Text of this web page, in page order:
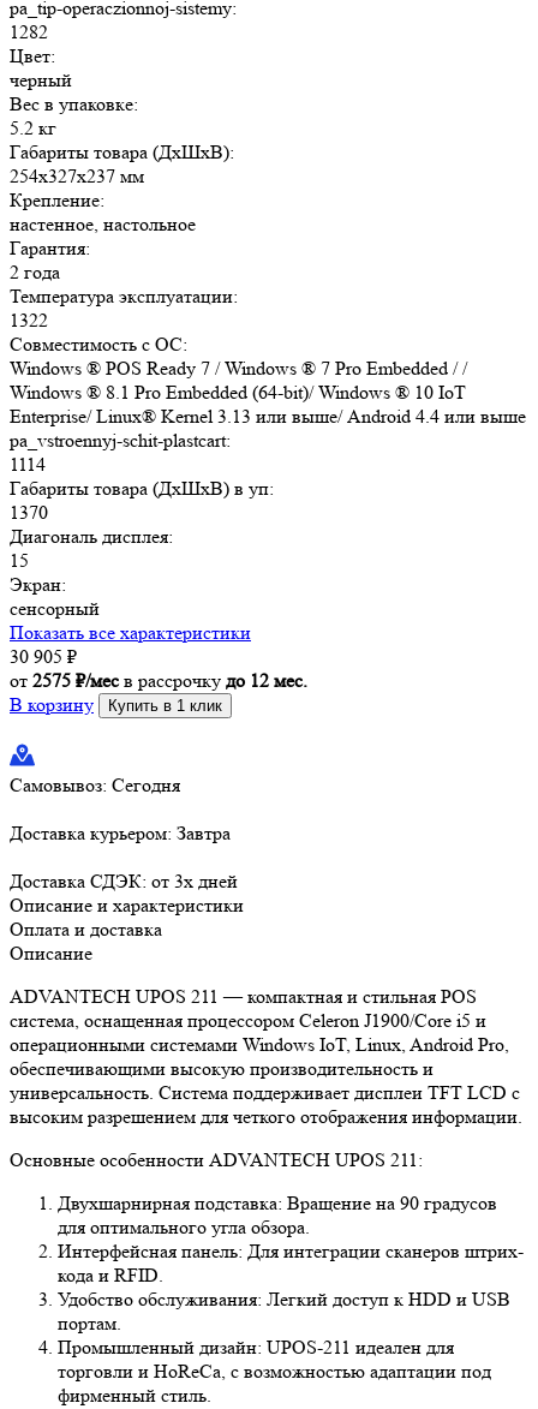
pa_tip-operaczionnoj-sistemy:
1282
Цвет:
черный
Вес в упаковке:
5.2 кг
Габариты товара (ДxШxВ):
254x327x237 мм
Крепление:
настенное, настольное
Гарантия:
2 года
Температура эксплуатации:
1322
Совместимость с ОС:
Windows ® POS Ready 7 / Windows ® 7 Pro Embedded / /
Windows ® 8.1 Pro Embedded (64-bit)/ Windows ® 10 IoT
Enterprise/ Linux® Kernel 3.13 или выше/ Android 4.4 или выше
pa_vstroennyj-schit-plastcart:
1114
Габариты товара (ДxШxВ) в уп:
1370
Диагональ дисплея:
15
Экран:
сенсорный
Показать все характеристики
30 905 ₽
от 2575 ₽/месв рассрочку до 12 мес.
В корзину
Купить в 1 клик
Самовывоз: Сегодня
Доставка курьером: Завтра
Доставка СДЭК: от 3х дней
Описание и характеристики
Оплата и доставка
Описание
ADVANTECH UPOS 211 — компактная и стильная POS
система, оснащенная процессором Celeron J1900/Core i5 и
операционными системами Windows IoT, Linux, Android Pro,
обеспечивающими высокую производительность и
универсальность. Система поддерживает дисплеи TFT LCD с
высоким разрешением для четкого отображения информации.
Основные особенности ADVANTECH UPOS 211:
Двухшарнирная подставка: Вращение на 90 градусов
для оптимального угла обзора.
Интерфейсная панель: Для интеграции сканеров штрих-
кода и RFID.
Удобство обслуживания: Легкий доступ к HDD и USB
портам.
Промышленный дизайн: UPOS-211 идеален для
торговли и HoReCa, с возможностью адаптации под
фирменный стиль.